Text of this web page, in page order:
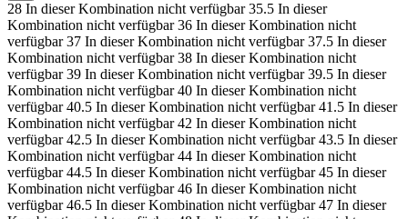
28 In dieser Kombination nicht verfügbar 35.5 In dieser
Kombination nicht verfügbar 36 In dieser Kombination nicht
verfügbar 37 In dieser Kombination nicht verfügbar 37.5 In dieser
Kombination nicht verfügbar 38 In dieser Kombination nicht
verfügbar 39 In dieser Kombination nicht verfügbar 39.5 In dieser
Kombination nicht verfügbar 40 In dieser Kombination nicht
verfügbar 40.5 In dieser Kombination nicht verfügbar 41.5 In dieser
Kombination nicht verfügbar 42 In dieser Kombination nicht
verfügbar 42.5 In dieser Kombination nicht verfügbar 43.5 In dieser
Kombination nicht verfügbar 44 In dieser Kombination nicht
verfügbar 44.5 In dieser Kombination nicht verfügbar 45 In dieser
Kombination nicht verfügbar 46 In dieser Kombination nicht
verfügbar 46.5 In dieser Kombination nicht verfügbar 47 In dieser